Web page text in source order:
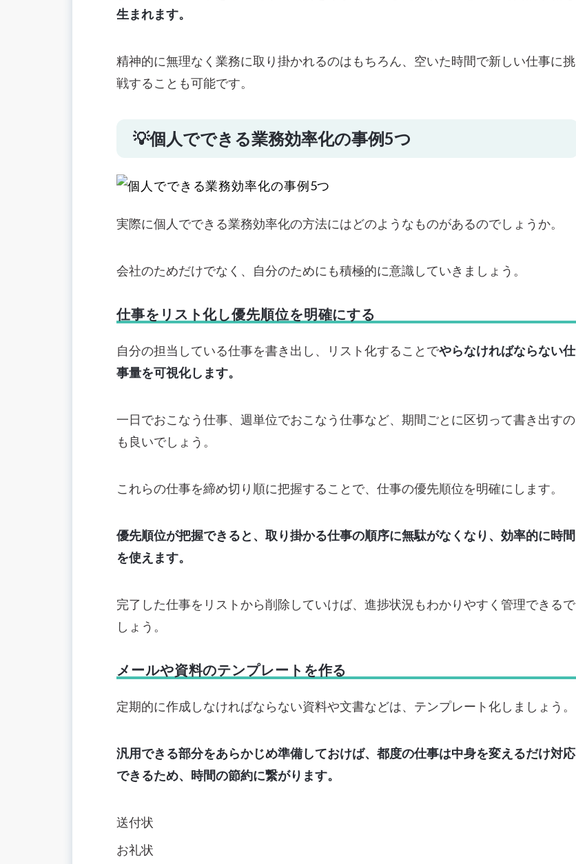
生まれます。
精神的に無理なく業務に取り掛かれるのはもちろん、空いた時間で新しい仕事に挑
戦することも可能です。
💡個人でできる業務効率化の事例5つ
実際に個人でできる業務効率化の方法にはどのようなものがあるのでしょうか。
会社のためだけでなく、自分のためにも積極的に意識していきましょう。
仕事をリスト化し優先順位を明確にする
自分の担当している仕事を書き出し、リスト化することでやらなければならない仕
事量を可視化します。
一日でおこなう仕事、週単位でおこなう仕事など、期間ごとに区切って書き出すの
も良いでしょう。
これらの仕事を締め切り順に把握することで、仕事の優先順位を明確にします。
優先順位が把握できると、取り掛かる仕事の順序に無駄がなくなり、効率的に時間
を使えます。
完了した仕事をリストから削除していけば、進捗状況もわかりやすく管理できるで
しょう。
メールや資料のテンプレートを作る
定期的に作成しなければならない資料や文書などは、テンプレート化しましょう。
汎用できる部分をあらかじめ準備しておけば、都度の仕事は中身を変えるだけ対応
できるため、時間の節約に繋がります。
送付状
お礼状